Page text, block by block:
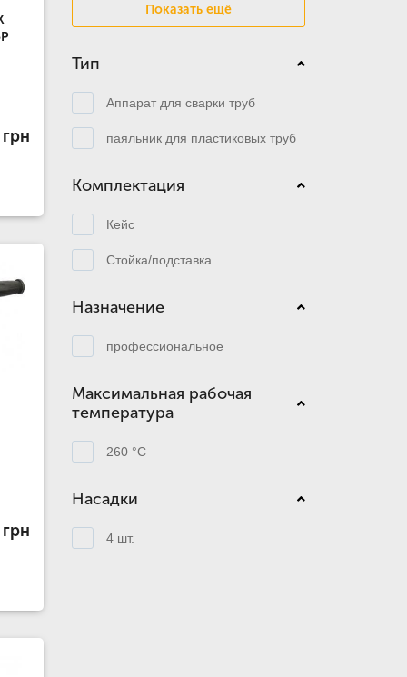
Показать ещё
Тип
Аппарат для сварки труб
паяльник для пластиковых труб
Комплектация
Кейс
Стойка/подставка
Назначение
профессиональное
Максимальная рабочая
температура
260 °C
Насадки
4 шт.